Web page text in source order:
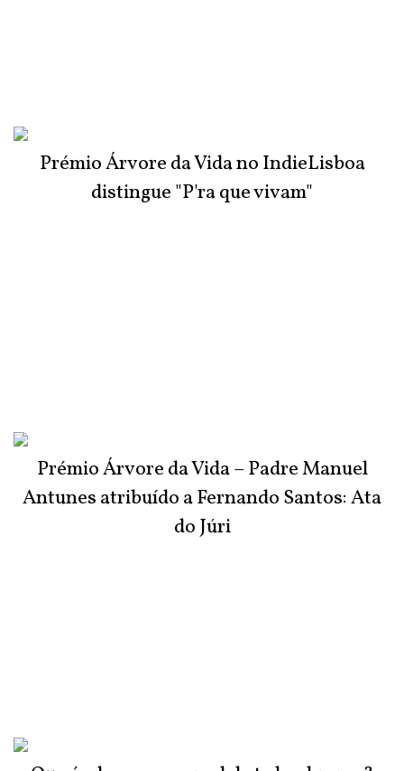
Prémio Árvore da Vida no IndieLisboa
distingue "P'ra que vivam"
Prémio Árvore da Vida – Padre Manuel
Antunes atribuído a Fernando Santos: Ata
do Júri